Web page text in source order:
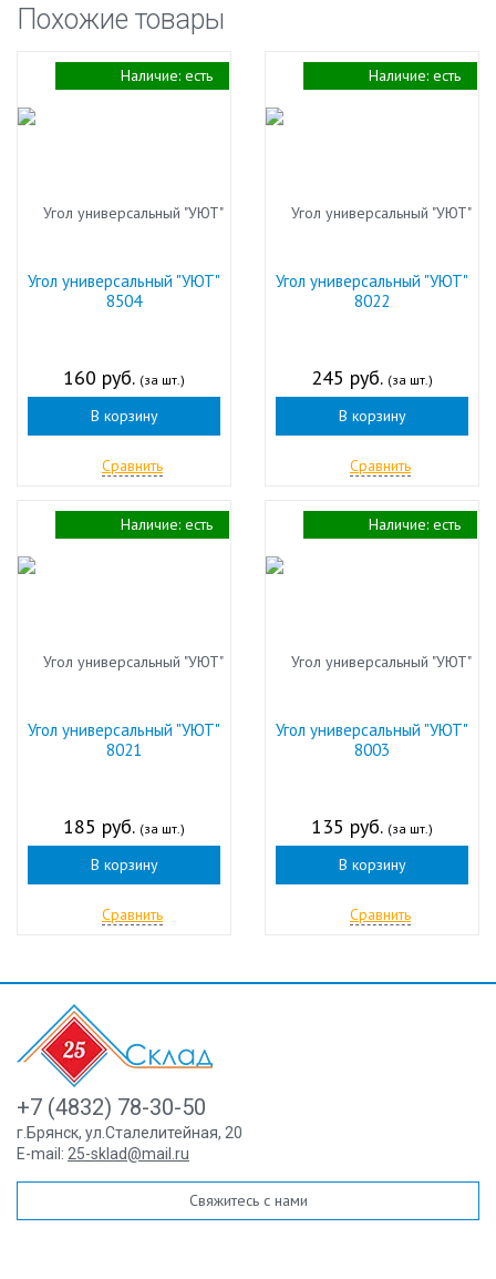
Похожие товары
Угол универсальный "УЮТ"
8504
160 руб. (за шт.)
В корзину
Сравнить
Наличие: есть
Угол универсальный "УЮТ"
8022
245 руб. (за шт.)
В корзину
Сравнить
Наличие: есть
Угол универсальный "УЮТ"
8021
185 руб. (за шт.)
В корзину
Сравнить
Наличие: есть
Угол универсальный "УЮТ"
8003
135 руб. (за шт.)
В корзину
Сравнить
Наличие: есть
+7 (4832) 78-30-50
г.Брянск, ул.Сталелитейная, 20
E-mail: 25-sklad@mail.ru
Свяжитесь с нами